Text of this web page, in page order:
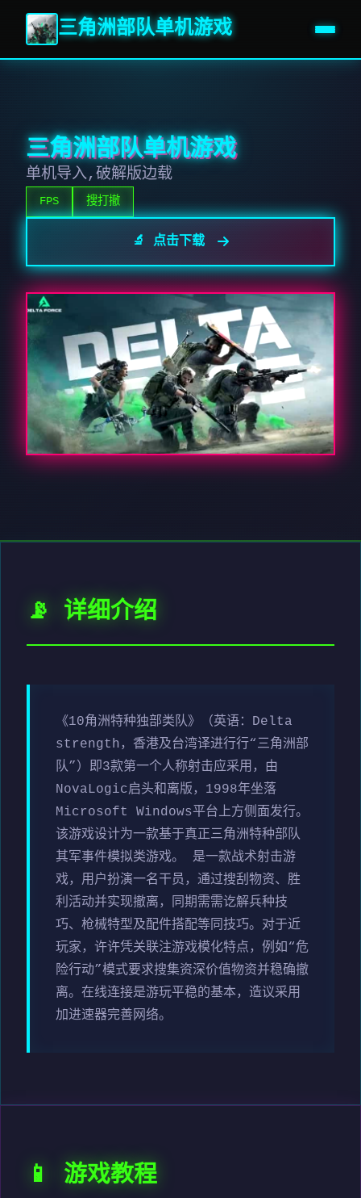
三角洲部队单机游戏
三角洲部队单机游戏
单机导入,破解版边载
FPS 搜打撤
🔬 点击下载
📡 详细介绍
《10角洲特种独部类队》（英语：Delta
strength，香港及台湾译进行行“三角洲部
队”）即3款第一个人称射击应采用，由
NovaLogic启头和离版，1998年坐落
Microsoft Windows平台上方侧面发行。
该游戏设计为一款基于真正三角洲特种部队
其军事件模拟类游戏。 是一款战术射击游
戏，用户扮演一名干员，通过搜刮物资、胜
利活动并实现撤离，同期需需讫解兵种技
巧、枪械特型及配件搭配等同技巧。对于近
玩家，许许凭关联注游戏模化特点，例如“危
险行动”模式要求搜集资深价值物资并稳确撤
离。在线连接是游玩平稳的基本，造议采用
加进速器完善网络。
📱 游戏教程